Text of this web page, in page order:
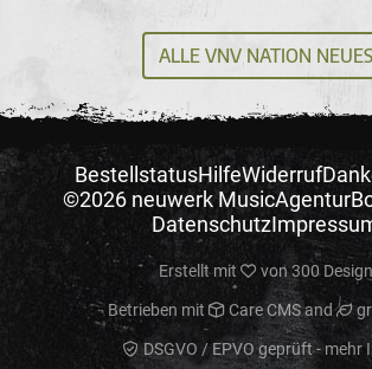
ALLE VNV NATION NEUES
BestellstatusHilfeWiderruf
©2026 neuwerk MusicAgentur
Datenschutz
Erstellt mit von300 Design
Betrieben mit Care CMSand
DSGVO / EPVO geprüft - mehr